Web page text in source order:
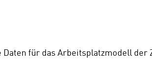
für das Arbeitsplatzmodell der